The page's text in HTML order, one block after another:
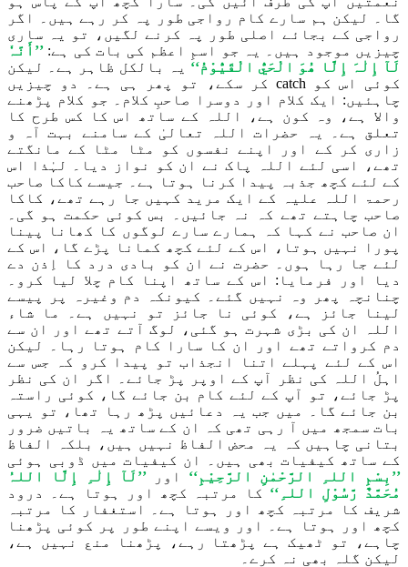
گا۔ لیکن ہم سارے کام رواجی طور پہ کر رہے ہیں۔ اگر
رواجی کے بجائے اصلی طور پہ کرنے لگیں، تو یہ ساری
چیزیں موجود ہیں۔ یہ جو اسمِ اعظم کی بات کی ہے: ’’أَنَّہٗ
لَآ إِلٰہَ إِلَّا ھُوَ الْحَيُّ الْقَیُّوْمُ‘‘ یہ بالکل ظاہر ہے۔ لیکن
کوئی اس کو catch کر سکے، تو پھر ہی ہے۔ دو چیزیں
چاہئیں: ایک کلام اور دوسرا صاحبِ کلام۔ جو کلام پڑھنے
والا ہے، وہ کون ہے، اللہ کے ساتھ اس کا کس طرح کا
تعلق ہے۔ یہ حضرات اللہ تعالیٰ کے سامنے بہت آہ و
زاری کر کے اور اپنے نفسوں کو مٹا مٹا کے مانگتے
تھے، اسی لئے اللہ پاک نے ان کو نواز دیا۔ لہٰذا اس
کے لئے کچھ جذبہ پیدا کرنا ہوتا ہے۔ جیسے کاکا صاحب
رحمۃ اللہ علیہ کے ایک مرید کہیں جا رہے تھے، کاکا
صاحب چاہتے تھے کہ نہ جائیں۔ بس کوئی حکمت ہو گی۔
ان صاحب نے کہا کہ ہمارے سارے لوگوں کا کھانا پینا
پورا نہیں ہوتا، اس کے لئے کچھ کمانا پڑے گا، اس کے
لئے جا رہا ہوں۔ حضرت نے ان کو بادی درد کا اِذن دے
دیا اور فرمایا: اس کے ساتھ اپنا کام چلا لیا کرو۔
چنانچہ پھر وہ نہیں گئے۔ کیونکہ دم وغیرہ پر پیسے
لینا جائز ہے، کوئی نا جائز تو نہیں ہے۔ ما شاء
اللہ ان کی بڑی شہرت ہو گئی، لوگ آتے تھے اور ان سے
دم کرواتے تھے اور ان کا سارا کام ہوتا رہا۔ لیکن
اس کے لئے پہلے اتنا انجذاب تو پیدا کرو کہ جس سے
اہلُ اللہ کی نظر آپ کے اوپر پڑ جائے۔ اگر ان کی نظر
پڑ جائے، تو آپ کے لئے کام بن جائے گا، کوئی راستہ
بن جائے گا۔ میں جب یہ دعائیں پڑھ رہا تھا، تو یہی
بات سمجھ میں آ رہی تھی کہ ان کے ساتھ یہ باتیں ضرور
بتانی چاہیں کہ یہ محض الفاظ نہیں ہیں، بلکہ الفاظ
کے ساتھ کیفیات بھی ہیں۔ ان کیفیات میں ڈوبی ہوئی
’’بِسْمِ اللہِ الرَّحْمٰنِ الرَّحِیْمِ‘‘ اور ’’لَآ إِلٰہِ إِلَّا اللہُ
مُحَمَّدٌ رَّسُوْلِ اللہِ‘‘ کا مرتبہ کچھ اور ہوتا ہے۔ درود
شریف کا مرتبہ کچھ اور ہوتا ہے۔ استغفار کا مرتبہ
کچھ اور ہوتا ہے۔ اور ویسے اپنے طور پر کوئی پڑھنا
چاہے، تو ٹھیک ہے پڑھتا رہے، پڑھنا منع نہیں ہے،
لیکن گلہ بھی نہ کرے۔